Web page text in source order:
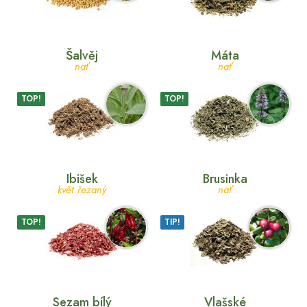
Šalvěj
nať
TOP!
Máta
nať
TOP!
Ibišek
květ řezaný
TOP!
Brusinka
nať
TIP!
Sezam bílý Vlašské